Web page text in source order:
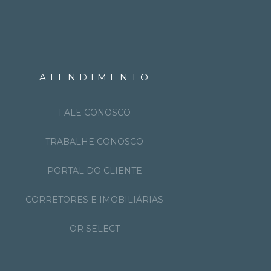
ATENDIMENTO
FALE CONOSCO
TRABALHE CONOSCO
PORTAL DO CLIENTE
CORRETORES E IMOBILIÁRIAS
OR SELECT